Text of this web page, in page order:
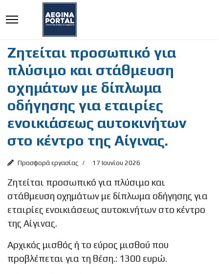
Ζητείται προσωπικό για
πλύσιμο και στάθμευση
οχημάτων με δίπλωμα
οδήγησης για εταιρίες
ενοικιάσεως αυτοκινήτων
στο κέντρο της Αίγινας.
Προσφορά εργασίας 17 Ιουνίου 2026
Ζητείται προσωπικό για πλύσιμο και
στάθμευση οχημάτων με δίπλωμα οδήγησης για
εταιρίες ενοικιάσεως αυτοκινήτων στο κέντρο
της Αίγινας.
Αρχικός μισθός ή το εύρος μισθού που
προβλέπεται για τη θέση.: 1300 ευρώ.